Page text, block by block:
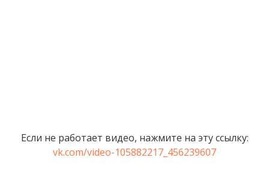
Если не работает видео, нажмите на эту ссылку:
vk.com/video-105882217_456239607